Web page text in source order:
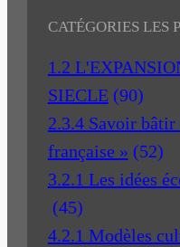
CATÉGORIES LES
1.2
SIECLE (90)
2.3.4 Savoir
française » (52)
3.2.1 Les idées
(45)
4.2.1 Modèles